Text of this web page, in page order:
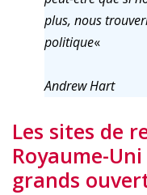
plus, nous
politique«
Andrew Hart
Les sites de
Royaume-
grands